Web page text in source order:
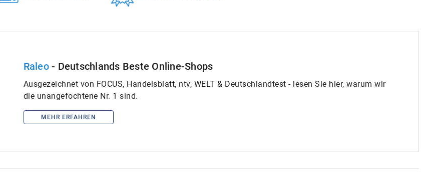
Raleo- Deutschlands Beste Online-Shops
Ausgezeichnet von FOCUS, Handelsblatt, ntv, WELT & Deutschlandtest - lesen Sie hier, warum wir
die unangefochtene Nr. 1 sind.
MEHR ERFAHREN